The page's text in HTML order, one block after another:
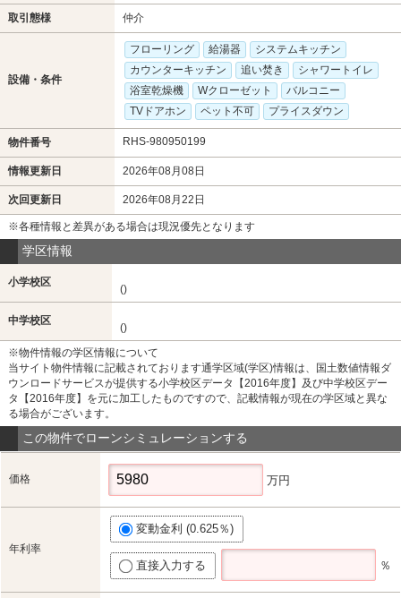
取引態様 仲介
設備・条件
フローリング 給湯器
システムキッチン
カウンターキッチン
追い焚き
シャワートイレ
浴室乾燥機
Wクローゼット
バルコニー
TVドアホン
ペット不可 プライスダウン
物件番号 RHS-980950199
情報更新日 2026年08月08日
次回更新日 2026年08月22日
※各種情報と差異がある場合は現況優先となります
学区情報
小学校区
()
中学校区
()
※物件情報の学区情報について
当サイト物件情報に記載されております通学区域(学区)情報は、国土数値情報ダ
ウンロードサービスが提供する小学校区データ【2016年度】及び中学校区デー
タ【2016年度】を元に加工したものですので、記載情報が現在の学区域と異な
る場合がございます。
この物件でローンシミュレーションする
価格 万円
年利率
変動金利 (0.625％)
直接入力する ％